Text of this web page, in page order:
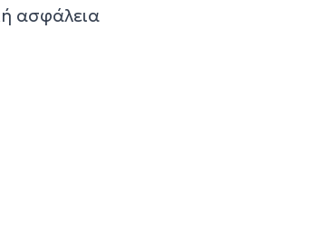
ασφάλεια